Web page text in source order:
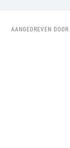
AANGEDREVEN DOOR